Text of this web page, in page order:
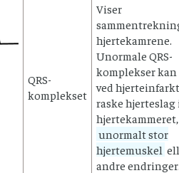
QRS-
komplekset
Viser
hjertekamrene.
Unormale QRS-
komplekser kan
ved
raske hjerteslag
hjertekammeret,
unormalt stor
hjertemuskel
andre